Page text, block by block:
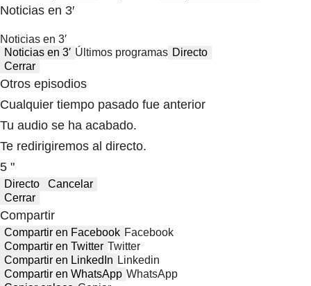
Noticias en 3′
Noticias en 3′
Noticias en 3′ Últimos programas Directo
Cerrar
Otros episodios
Cualquier tiempo pasado fue anterior
Tu audio se ha acabado.
Te redirigiremos al directo.
5 "
Directo
Cancelar
Cerrar
Compartir
Compartir en Facebook Facebook
Compartir en Twitter Twitter
Compartir en LinkedIn Linkedin
Compartir en WhatsApp WhatsApp